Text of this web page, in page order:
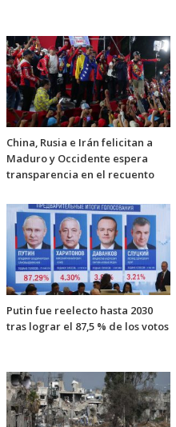
China, Rusia e Irán felicitan a
Maduro y Occidente espera
transparencia en el recuento
Putin fue reelecto hasta 2030
tras lograr el 87,5 % de los votos